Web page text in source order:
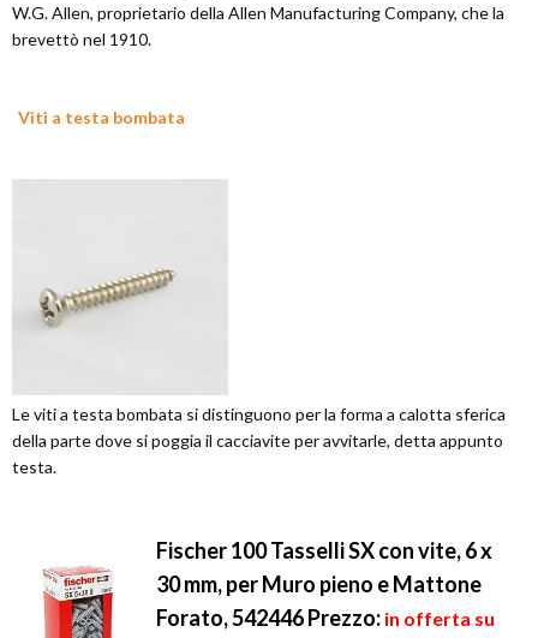
W.G. Allen, proprietario della Allen Manufacturing Company, che la
brevettò nel 1910.
Viti a testa bombata
Le viti a testa bombata si distinguono per la forma a calotta sferica
della parte dove si poggia il cacciavite per avvitarle, detta appunto
testa.
Fischer 100 Tasselli SX con vite, 6 x
30 mm, per Muro pieno e Mattone
Forato, 542446Prezzo: in offerta su